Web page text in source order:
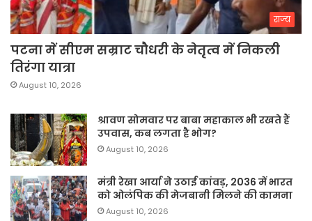
राज्य
पटना में सीएम सम्राट चौधरी के नेतृत्व में निकली
तिरंगा यात्रा
August 10, 2026
श्रावण सोमवार पर बाबा महाकाल भी रखते हैं
उपवास, कब लगता है भोग?
August 10, 2026
मंत्री रेखा आर्या ने उठाई कांवड़, 2036 में भारत
को ओलंपिक की मेजबानी मिलने की कामना
August 10, 2026